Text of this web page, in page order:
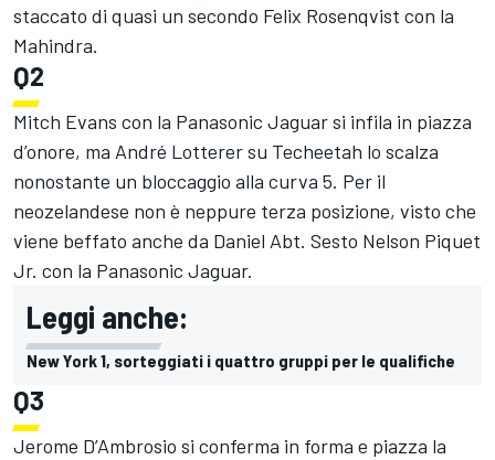
staccato di quasi un secondo Felix Rosenqvist con la
Mahindra.
Q2
Mitch Evans con la Panasonic Jaguar si infila in piazza
d’onore, ma André Lotterer su Techeetah lo scalza
nonostante un bloccaggio alla curva 5. Per il
neozelandese non è neppure terza posizione, visto che
viene beffato anche da Daniel Abt. Sesto Nelson Piquet
Jr. con la Panasonic Jaguar.
Leggi anche:
New York 1, sorteggiati i quattro gruppi per le qualifiche
Q3
Jerome D’Ambrosio si conferma in forma e piazza la